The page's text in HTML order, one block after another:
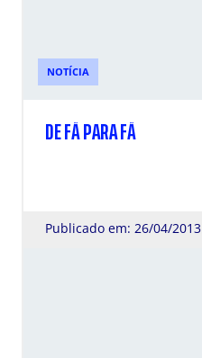
NOTÍCIA
DE FÃ PARA FÃ
Publicado em: 26/04/2013